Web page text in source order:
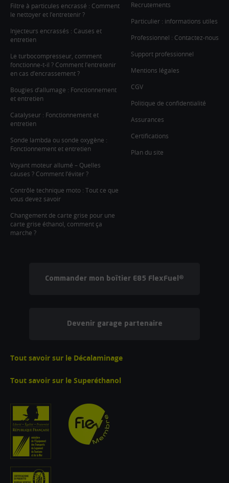
Filtre à particules encrassé : Comment
le nettoyer et l’entretenir ?
Injecteurs encrassés : Causes et
entretien
Le turbocompresseur, comment
fonctionne-t-il ? Comment l’entretenir
en cas d’encrassement ?
Bougies d’allumage : Fonctionnement
et entretien
Catalyseur : Fonctionnement et
entretien
Sonde lambda ou sonde oxygène :
Fonctionnement et entretien
Voyant moteur allumé – Quelles
causes ? Comment l’éviter ?
Contrôle technique moto : Tout ce que
vous devez savoir
Changement de carte grise pour une
carte grise éthanol, comment ça
marche ?
Recrutements
Particulier : informations utiles
Professionnel : Contactez-nous
Support professionnel
Mentions légales
CGV
Politique de confidentialité
Assurances
Certifications
Plan du site
Commander mon boîtier E85 FlexFuel®
Devenir garage partenaire
Tout savoir sur le Décalaminage
Tout savoir sur le Superéthanol